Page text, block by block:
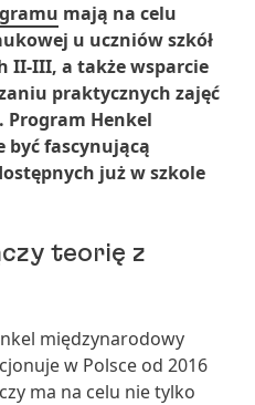
mają na celu
u uczniów szkół
II-III, a także wsparcie
praktycznych zajęć
Program Henkel
być fascynującą
już w szkole
teorię z
międzynarodowy
w Polsce od 2016
ma na celu nie tylko